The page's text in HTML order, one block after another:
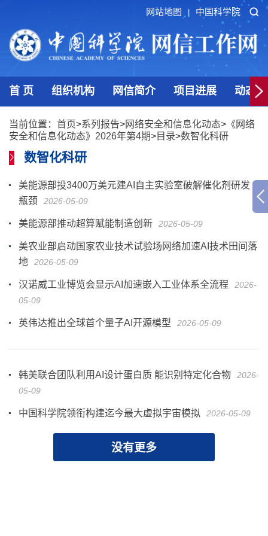
网站地图 中国科学院
首 页 组织机构 网信简介 项目进展 动态
当前位置： 首页>系列报告>网络安全和信息化动态> 《网络
安全和信息化动态》2026年第4期>目录>数智化科研
数智化科研
美能源部投3400万美元建AI自主实验室破解催化剂研发
瓶颈
2026-05-09
美能源部推动超算赋能制造创新 2026-05-09
美农业部启动国家农业技术试验场网络加速AI技术田间落
地
2026-05-09
汉诺威工业博览会显示AI加速嵌入工业体系全流程
2026-
05-09
英伟达推出全球首个量子AI开源模型 2026-05-09
韩美联合团队利用AI设计蛋白质 能识别特定化合物
2026-
05-09
中国科学院领衔构建迄今最大虚拟宇宙模拟 2026-05-09
没有更多